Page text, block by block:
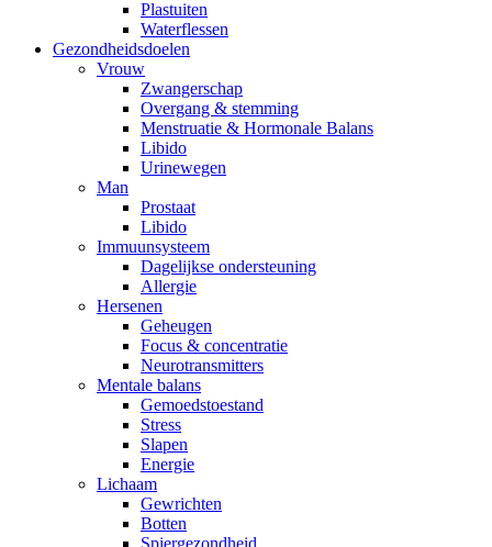
Plastuiten
Waterflessen
Gezondheidsdoelen
Vrouw
Zwangerschap
Overgang & stemming
Menstruatie & Hormonale Balans
Libido
Urinewegen
Man
Prostaat
Libido
Immuunsysteem
Dagelijkse ondersteuning
Allergie
Hersenen
Geheugen
Focus & concentratie
Neurotransmitters
Mentale balans
Gemoedstoestand
Stress
Slapen
Energie
Lichaam
Gewrichten
Botten
Spiergezondheid